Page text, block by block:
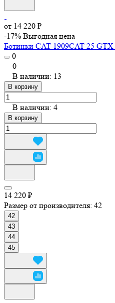
от 14 220 ₽
-17% Выгодная цена
Ботинки CAT 1909CAT-25
0
0
В наличии: 13
В корзину
В наличии: 4
В корзину
14 220 ₽
Размер от производителя: 42
42
43
44
45